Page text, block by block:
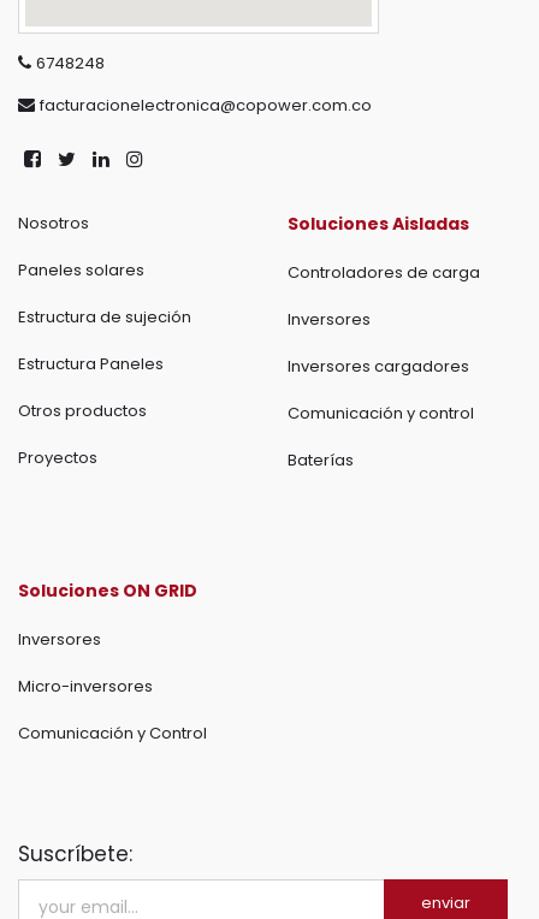
6748248
facturacionelectronica@copower.com.co
Nosotros
Paneles solares
Estructura de sujeción
Estructura Paneles
Otros productos
Proyectos
Soluciones Aisladas
Controladores de carga
Inversores
Inversores cargadores
Comunicación y control
Baterías
Soluciones ON GRID
Inversores
Micro-inversores
Comunicación y Control
Suscríbete:
enviar